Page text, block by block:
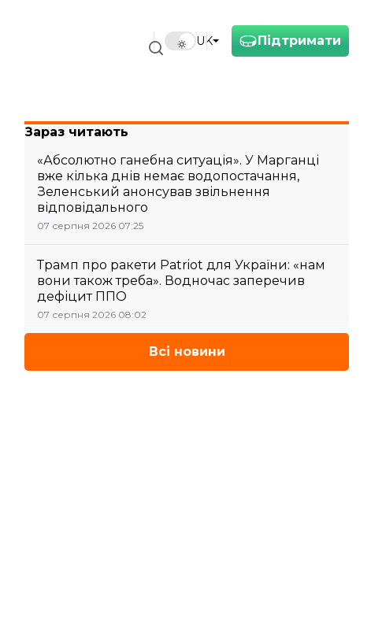
Підтримати
UK
Зараз читають
«Абсолютно ганебна ситуація». У Марганці
вже кілька днів немає водопостачання,
Зеленський анонсував звільнення
відповідального
07 серпня 2026 07:25
Трамп про ракети Patriot для України: «нам
вони також треба». Водночас заперечив
дефіцит ППО
07 серпня 2026 08:02
Всі новини